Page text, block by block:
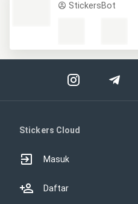
StickersBot
Stickers Cloud
Masuk
Daftar